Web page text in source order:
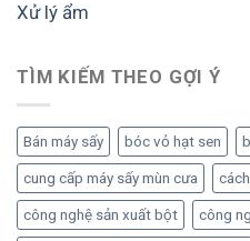
Xử lý ẩm
TÌM KIẾM THEO GỢI Ý
Bán máy sấy bóc vỏ hạt sen
cung cấp máy sấy mùn cưa
công nghệ sản xuất bột công